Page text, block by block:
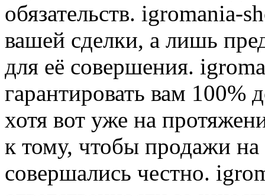
обязательств. igromania-
вашей сделки, а лишь
для её совершения.
гарантировать вам 100%
хотя вот уже на
к тому, чтобы продажи
совершались честно.